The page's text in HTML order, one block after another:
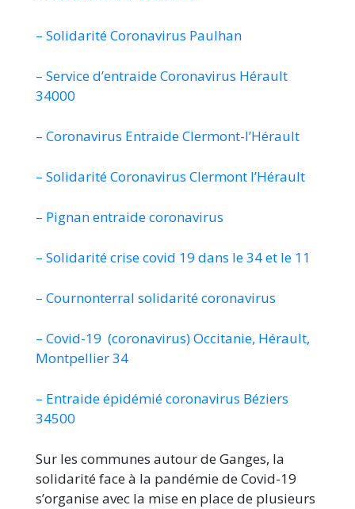
– Solidarité Coronavirus Paulhan
– Service d’entraide Coronavirus Hérault
34000
– Coronavirus Entraide Clermont-l’Hérault
– Solidarité Coronavirus Clermont l’Hérault
– Pignan entraide coronavirus
– Solidarité crise covid 19 dans le 34 et le 11
– Cournonterral solidarité coronavirus
– Covid-19 (coronavirus) Occitanie, Hérault,
Montpellier 34
– Entraide épidémié coronavirus Béziers
34500
Sur les communes autour de Ganges, la
solidarité face à la pandémie de Covid-19
s’organise avec la mise en place de plusieurs